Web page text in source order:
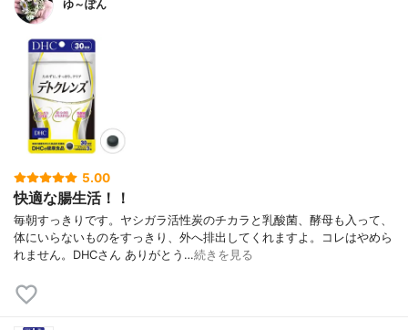
ゆ～ぽん
5.00
快適な腸生活！！
毎朝すっきりです。ヤシガラ活性炭のチカラと乳酸菌、酵母も入って、
体にいらないものをすっきり、外へ排出してくれますよ。コレはやめら
れません。DHCさん ありがとう…続きを見る